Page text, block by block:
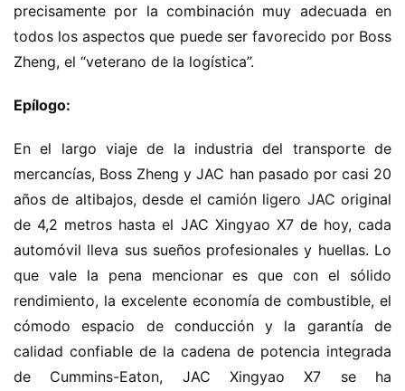
precisamente por la combinación muy adecuada en
todos los aspectos que puede ser favorecido por Boss
Zheng, el “veterano de la logística”.
Epílogo:
En el largo viaje de la industria del transporte de
mercancías, Boss Zheng y JAC han pasado por casi 20
años de altibajos, desde el camión ligero JAC original
de 4,2 metros hasta el JAC Xingyao X7 de hoy, cada
automóvil lleva sus sueños profesionales y huellas. Lo
que vale la pena mencionar es que con el sólido
rendimiento, la excelente economía de combustible, el
cómodo espacio de conducción y la garantía de
calidad confiable de la cadena de potencia integrada
de Cummins-Eaton, JAC Xingyao X7 se ha